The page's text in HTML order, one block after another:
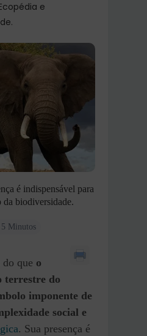
e
é indispensável para
da biodiversidade.
Minutos
que o
terrestre do
imponente de
social e
. Sua presença é